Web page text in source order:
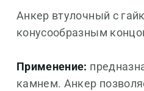
Анкер втулочный с
конусообразным
Применение:
камнем. Анкер